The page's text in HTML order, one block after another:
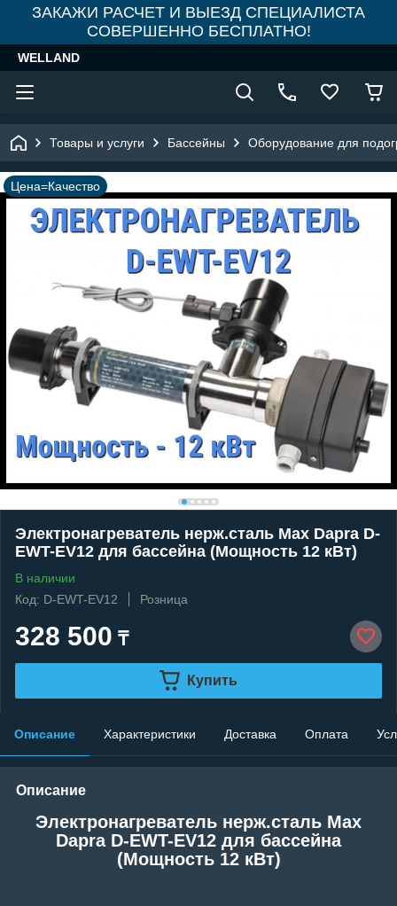
ЗАКАЖИ РАСЧЕТ И ВЫЕЗД СПЕЦИАЛИСТА
СОВЕРШЕННО БЕСПЛАТНО!
WELLAND
Товары и услуги Бассейны Оборудование для
Цена=Качество
Электронагреватель нерж.сталь Max Dapra D-
EWT-EV12 для бассейна (Мощность 12 кВт)
В наличии
Код: D-EWT-EV12
Розница
328 500 ₸
Купить
Описание Характеристики Доставка Оплата
Описание
Электронагреватель нерж.сталь Max
Dapra D-EWT-EV12 для бассейна
(Мощность 12 кВт)